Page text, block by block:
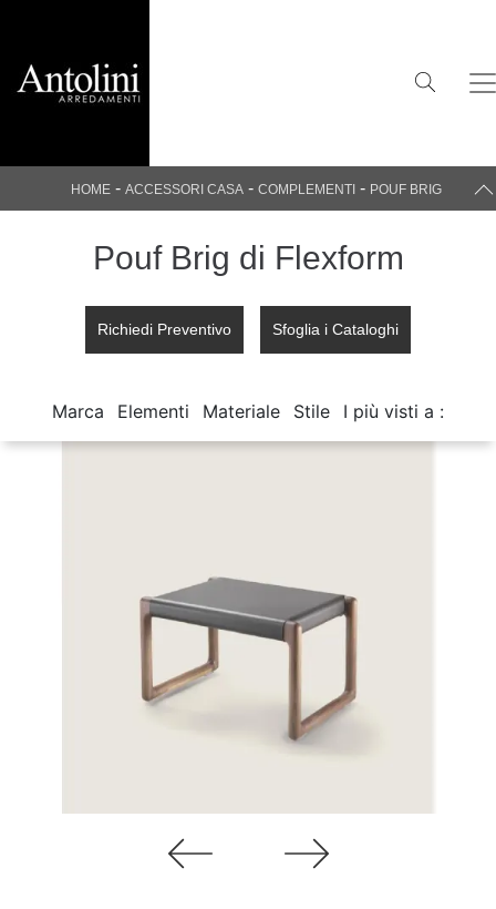
HOME - ACCESSORI CASA - COMPLEMENTI - POUF BRIG
Pouf Brig di Flexform
Richiedi Preventivo Sfoglia i Cataloghi
Marca Elementi Materiale Stile I più visti a :